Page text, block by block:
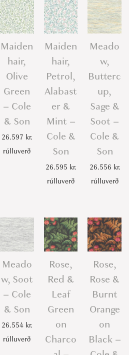
Maiden
hair,
Olive
Green
– Cole
& Son
26.597 kr.
rúlluverð
Maiden
hair,
Petrol,
Alabast
er &
Mint –
Cole &
Son
26.595 kr.
rúlluverð
Meado
w,
Butterc
up,
Sage &
Soot –
Cole &
Son
26.556 kr.
rúlluverð
Meado
w, Soot
– Cole
& Son
26.554 kr.
rúlluverð
Rose,
Red &
Leaf
Green
on
Charco
Rose,
Rose &
Burnt
Orange
on
Black –